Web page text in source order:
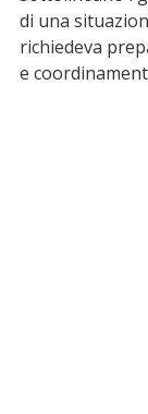
di una
richiedeva
e